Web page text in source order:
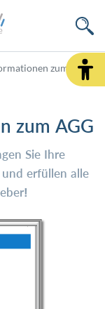
zum AGG
zum AGG
Sie Ihre
erfüllen alle